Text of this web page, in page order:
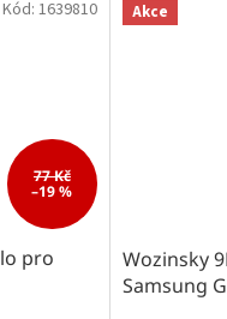
77 Kč
–19 %
pro
Kód: 1639810 Akce
Wozinsky
Samsung